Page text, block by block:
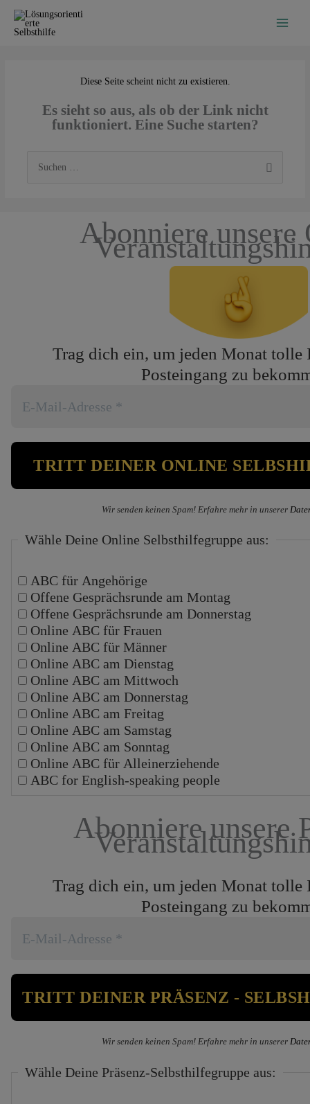
Inhalt
springen
Diese Seite scheint nicht zu existieren.
Es sieht so aus, als ob der Link nicht
funktioniert. Eine Suche starten?
Suchen
Abonniere unsere
Trag dich ein, um jeden Monat tolle
Posteingang zu
Wir senden keinen Spam! Erfahre mehr in unserer
Wähle Deine Online Selbsthilfegruppe aus:
ABC für Angehörige
Offene Gesprächsrunde am Montag
Offene Gesprächsrunde am Donnerstag
Online ABC für Frauen
Online ABC für Männer
Online ABC am Dienstag
Online ABC am Mittwoch
Online ABC am Donnerstag
Online ABC am Freitag
Online ABC am Samstag
Online ABC am Sonntag
Online ABC für Alleinerziehende
ABC for English-speaking people
Abonniere unsere
Trag dich ein, um jeden Monat tolle
Posteingang zu
Wir senden keinen Spam! Erfahre mehr in unserer
Wähle Deine Präsenz-Selbsthilfegruppe aus: